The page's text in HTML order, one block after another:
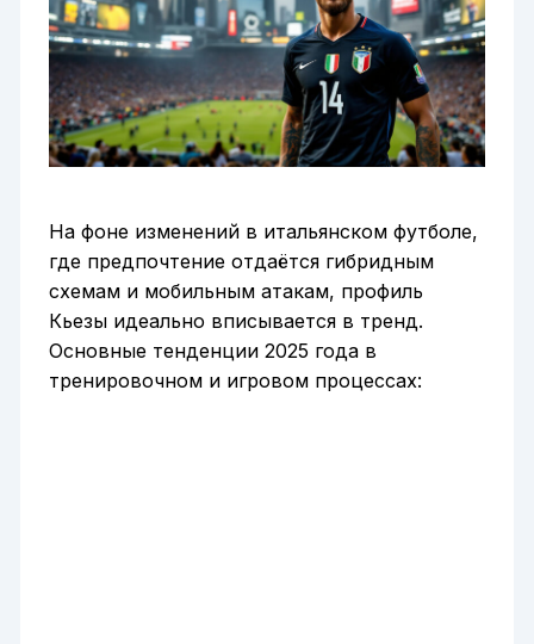
На фоне изменений в итальянском футболе,
где предпочтение отдаётся гибридным
схемам и мобильным атакам, профиль
Кьезы идеально вписывается в тренд.
Основные тенденции 2025 года в
тренировочном и игровом процессах: